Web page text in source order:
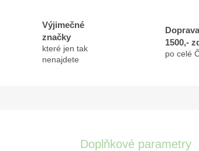
Výjimečné
značky
které jen tak
nenajdete
1500,-
po celé
Doplňkové parametry